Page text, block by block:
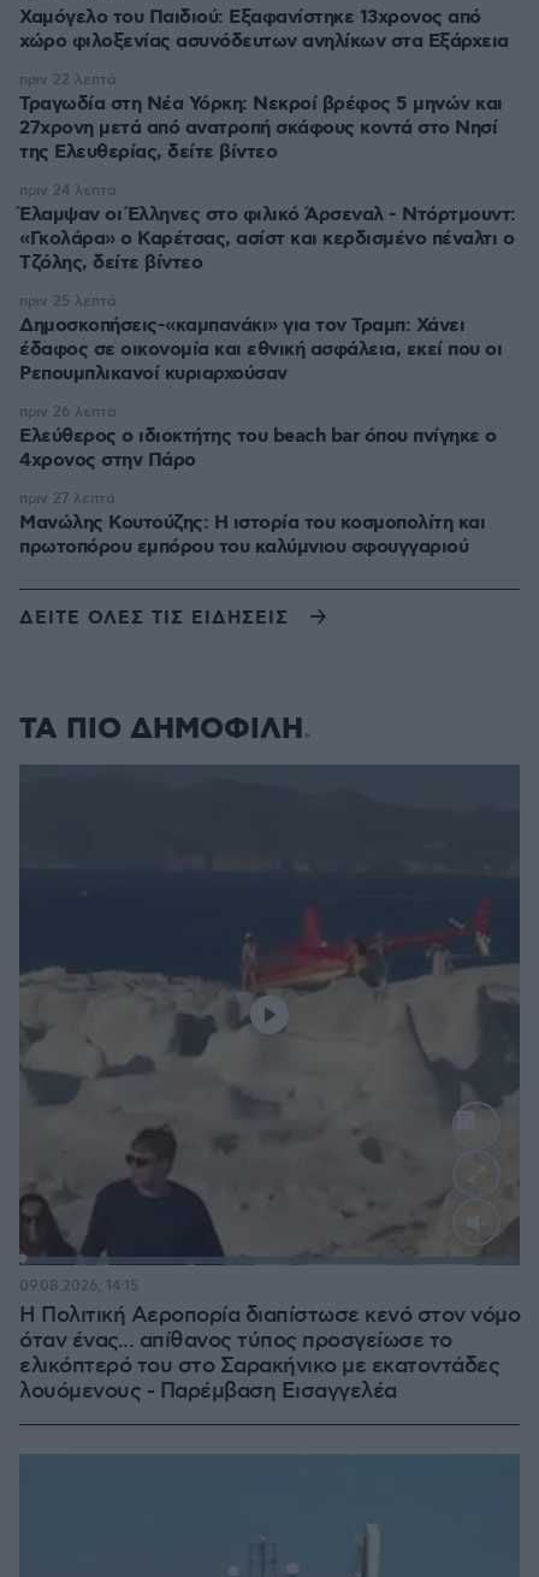
Χαμόγελο του Παιδιού: Εξαφανίστηκε 13χρονος από
χώρο φιλοξενίας ασυνόδευτων ανηλίκων στα Εξάρχεια
Τραγωδία στη Νέα Υόρκη: Νεκροί βρέφος 5 μηνών και
27χρονη μετά από ανατροπή σκάφους κοντά στο Νησί
της Ελευθερίας, δείτε βίντεο
πριν 22 λεπτά
Έλαμψαν οι Έλληνες στο φιλικό Άρσεναλ - Ντόρτμουντ:
«Γκολάρα» ο Καρέτσας, ασίστ και κερδισμένο πέναλτι ο
Τζόλης, δείτε βίντεο
πριν 24 λεπτά
Δημοσκοπήσεις-«καμπανάκι» για τον Τραμπ: Χάνει
έδαφος σε οικονομία και εθνική ασφάλεια, εκεί που οι
Ρεπουμπλικανοί κυριαρχούσαν
πριν 25 λεπτά
Ελεύθερος ο ιδιοκτήτης του beach bar όπου πνίγηκε ο
4χρονος στην Πάρο
πριν 26 λεπτά
Μανώλης Κουτούζης: Η ιστορία του κοσμοπολίτη και
πρωτοπόρου εμπόρου του καλύμνιου σφουγγαριού
πριν 27 λεπτά
ΔΕΙΤΕ ΟΛΕΣ ΤΙΣ ΕΙΔΗΣΕΙΣ
ΤΑ ΠΙΟ ΔΗΜΟΦΙΛΗ
:
Η Πολιτική Αεροπορία διαπίστωσε κενό στον νόμο
όταν ένας... απίθανος τύπος προσγείωσε το
ελικόπτερό του στο Σαρακήνικο με εκατοντάδες
λουόμενους - Παρέμβαση Εισαγγελέα
09.08.2026, 14:15